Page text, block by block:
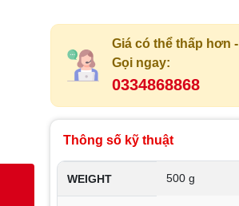
Giá có thể thấp hơn -
Gọi ngay:
0334868868
Thông số kỹ thuật
WEIGHT 500 g